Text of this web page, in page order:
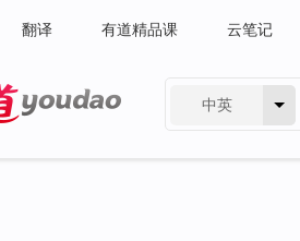
翻译 有道精品课 云笔记
中英